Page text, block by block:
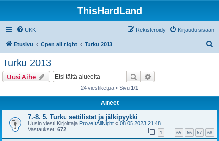
ThisHardLand
UKK Kirjaudu sisään
Rekisteröidy
Etusivu Open all night Turku 2013
Turku 2013
Uusi Aihe Etsi
24 viestiketjua • Sivu 1/1
Aiheet
7.-8. 5. Turku settilistat ja jälkipyykki
Uusin viesti Kirjoittaja ProveItAllNight « 08.05.2023 21:48
Vastaukset: 672 1 … 65 66 67 68